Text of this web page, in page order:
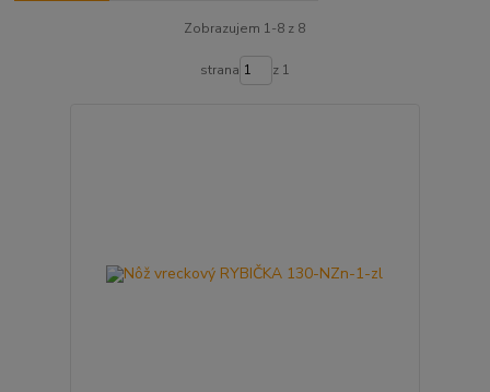
Zobrazujem 1-8 z 8
strana z 1